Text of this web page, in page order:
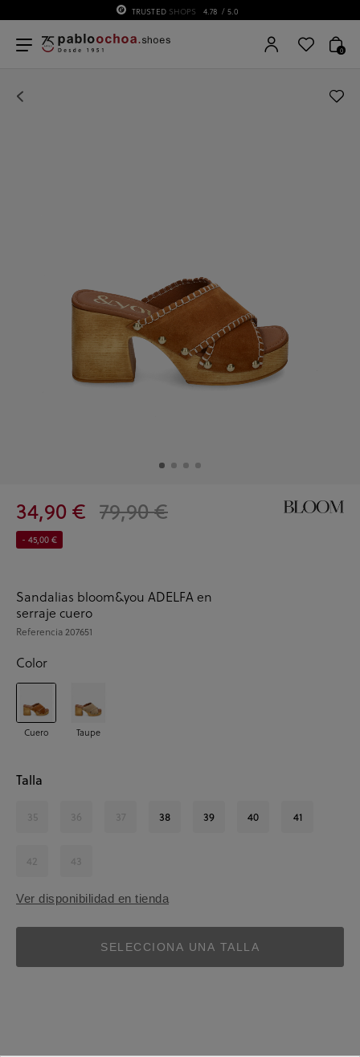
TRUSTEDSHOPS 4.78 / 5.0
0
34,90 € 79,90 €
- 45,00 €
Sandalias bloom&you ADELFA en
serraje cuero
Referencia207651
Color
Cuero Taupe
Talla
35 36 37 38 39 40 41
42 43
Ver disponibilidad en tienda
SELECCIONA UNA TALLA